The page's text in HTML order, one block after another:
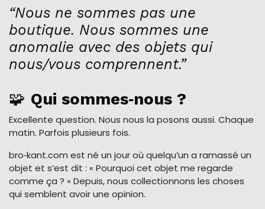
“Nous ne sommes pas une
boutique. Nous sommes une
anomalie avec des objets qui
nous/vous comprennent.”
🧩 Qui sommes‑nous ?
Excellente question. Nous nous la posons aussi. Chaque
matin. Parfois plusieurs fois.
bro‑kant.com est né un jour où quelqu’un a ramassé un
objet et s’est dit : « Pourquoi cet objet me regarde
comme ça ? » Depuis, nous collectionnons les choses
qui semblent avoir une opinion.